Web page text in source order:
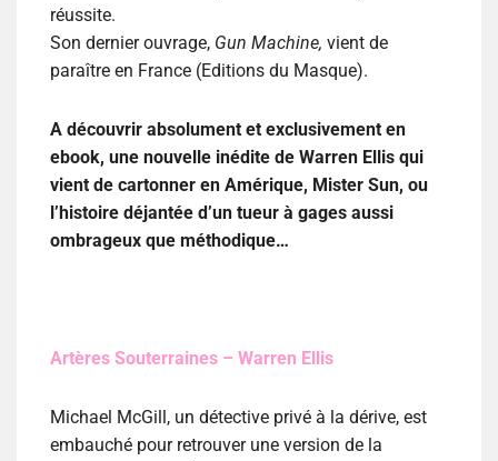
réussite.
Son dernier ouvrage, Gun Machine, vient de
paraître en France (Editions du Masque).
A découvrir absolument et exclusivement en
ebook, une nouvelle inédite de Warren Ellis qui
vient de cartonner en Amérique, Mister Sun, ou
l’histoire déjantée d’un tueur à gages aussi
ombrageux que méthodique…
Artères Souterraines – Warren Ellis
Michael McGill, un détective privé à la dérive, est
embauché pour retrouver une version de la